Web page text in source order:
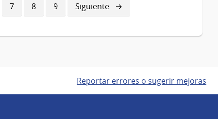
Página
7 Página
8 Página
9
Siguiente
página
Siguiente
Reportar errores o sugerir mejoras